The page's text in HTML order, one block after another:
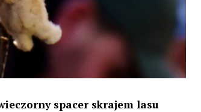
spacer skrajem lasu